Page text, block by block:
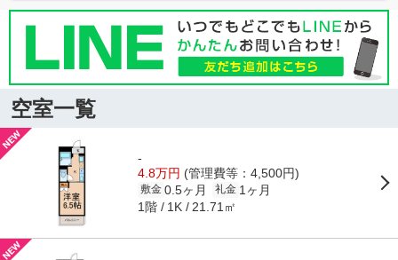
空室一覧
-
4.8万円 (管理費等：4,500円)
敷金 0.5ヶ月 礼金 1ヶ月
1階 1K 21.71㎡